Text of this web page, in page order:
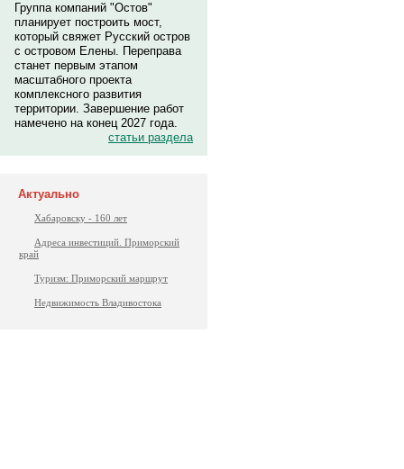
Группа компаний "Остов"
планирует построить мост,
который свяжет Русский остров
с островом Елены. Переправа
станет первым этапом
масштабного проекта
комплексного развития
территории. Завершение работ
намечено на конец 2027 года.
статьи раздела
Актуально
Хабаровску - 160 лет
Адреса инвестиций. Приморский
край
Туризм: Приморский маршрут
Недвижимость Владивостока